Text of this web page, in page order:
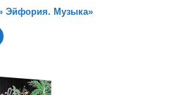
Эйфория. Музыка»